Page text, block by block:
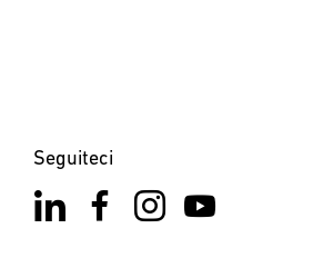
Seguiteci